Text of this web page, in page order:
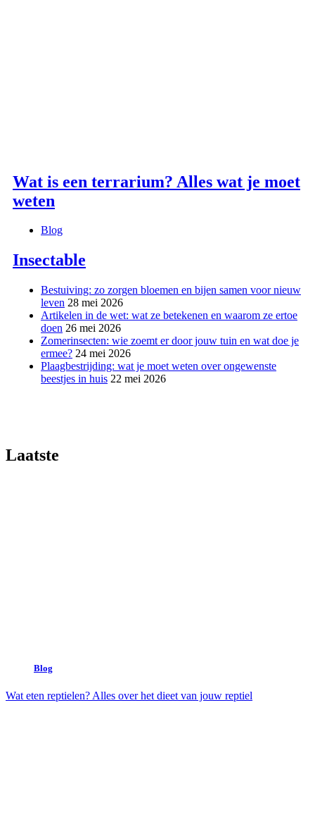
Wat is een terrarium? Alles wat je moet
weten
Blog
Insectable
Bestuiving: zo zorgen bloemen en bijen samen voor nieuw
leven 28 mei 2026
Artikelen in de wet: wat ze betekenen en waarom ze ertoe
doen 26 mei 2026
Zomerinsecten: wie zoemt er door jouw tuin en wat doe je
ermee? 24 mei 2026
Plaagbestrijding: wat je moet weten over ongewenste
beestjes in huis 22 mei 2026
Laatste
Blog
Wat eten reptielen? Alles over het dieet van jouw reptiel